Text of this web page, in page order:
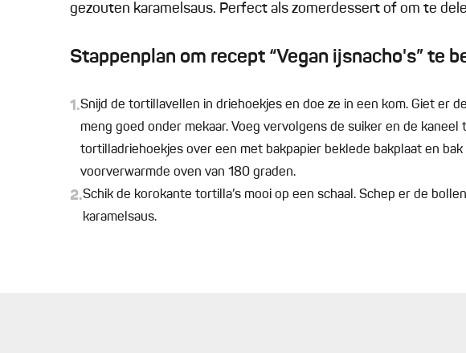
gezouten karamelsaus. Perfect als zomerdessert of om te
Stappenplan om recept “Vegan ijsnacho's” te
1.Snijd de tortillavellen in driehoekjes en doe ze in een kom. Giet er
meng goed onder mekaar. Voeg vervolgens de suiker en de kaneel
tortilladriehoekjes over een met bakpapier beklede bakplaat en
voorverwarmde oven van 180 graden.
2.Schik de korokante tortilla’s mooi op een schaal. Schep er de
karamelsaus.